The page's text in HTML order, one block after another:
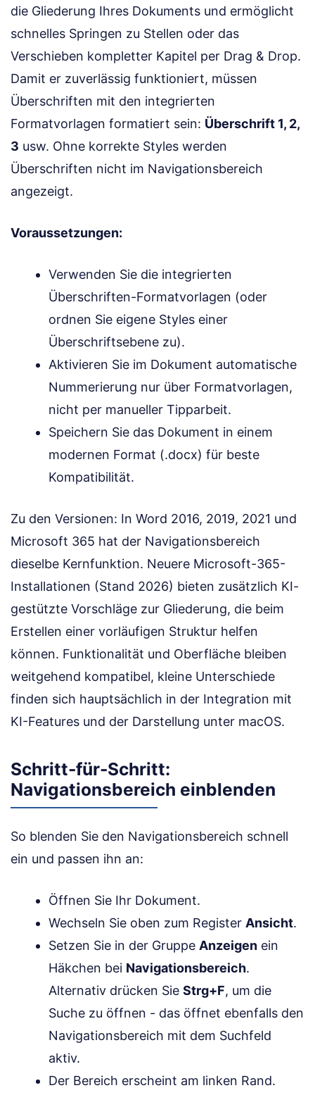
die Gliederung Ihres Dokuments und ermöglicht
schnelles Springen zu Stellen oder das
Verschieben kompletter Kapitel per Drag & Drop.
Damit er zuverlässig funktioniert, müssen
Überschriften mit den integrierten
Formatvorlagen formatiert sein: Überschrift 1, 2,
3 usw. Ohne korrekte Styles werden
Überschriften nicht im Navigationsbereich
angezeigt.
Voraussetzungen:
Verwenden Sie die integrierten
Überschriften-Formatvorlagen (oder
ordnen Sie eigene Styles einer
Überschriftsebene zu).
Aktivieren Sie im Dokument automatische
Nummerierung nur über Formatvorlagen,
nicht per manueller Tipparbeit.
Speichern Sie das Dokument in einem
modernen Format (.docx) für beste
Kompatibilität.
Zu den Versionen: In Word 2016, 2019, 2021 und
Microsoft 365 hat der Navigationsbereich
dieselbe Kernfunktion. Neuere Microsoft-365-
Installationen (Stand 2026) bieten zusätzlich KI-
gestützte Vorschläge zur Gliederung, die beim
Erstellen einer vorläufigen Struktur helfen
können. Funktionalität und Oberfläche bleiben
weitgehend kompatibel, kleine Unterschiede
finden sich hauptsächlich in der Integration mit
KI-Features und der Darstellung unter macOS.
Schritt-für-Schritt:
Navigationsbereich einblenden
So blenden Sie den Navigationsbereich schnell
ein und passen ihn an:
Öffnen Sie Ihr Dokument.
Wechseln Sie oben zum Register Ansicht.
Setzen Sie in der Gruppe Anzeigen ein
Häkchen bei Navigationsbereich.
Alternativ drücken Sie Strg+F, um die
Suche zu öffnen - das öffnet ebenfalls den
Navigationsbereich mit dem Suchfeld
aktiv.
Der Bereich erscheint am linken Rand.